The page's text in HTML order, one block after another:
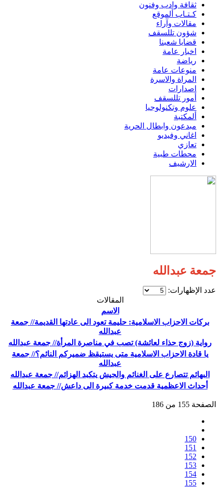
ثقافة وادب وفنون
كـتـاب ألموقع
مقالات وآراء
شؤون تللسقف
قضايا شعبنا
اخبار عامة
رياضة
منوعات عامة
المراة والاسرة
اصدارات
أمور تللسقف
علوم وتكنولوجيا
ألمكتبة
مبدعون وابطال الحرية
اغاني وفيديو
تعازي
محطات طبية
الارشيف
جمعة عبدالله
عدد الإظهارات:
المقالات
الاسم
بركات الاحزاب الاسلامية: حليمة تعود الى عادتها القديمة// جمعة
عبدالله
رواية (زوج حذاء لعائشة) تصب في مناصرة المرأة// جمعة عبدالله
يا قادة الاحزاب الاسلامية متى يستيقظ ضميركم النائم؟// جمعة
عبدالله
البهائم تتصارع على الغنائم والجيش يتكبد الهزائم// جمعة عبدالله
أحداث الاعظمية قدمت خدمة كبيرة الى داعش// جمعة عبدالله
الصفحة 155 من 186
150
151
152
153
154
155